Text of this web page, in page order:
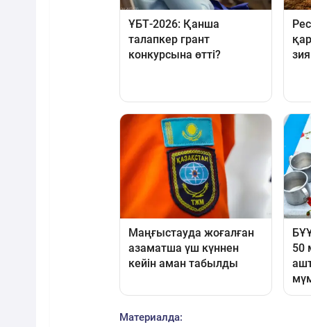
Материалда: